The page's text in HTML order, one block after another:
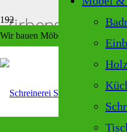
Wir bauen Möbel, die perfekt zu
Produkt
Zirbenseife – 5
/
Zirbenseife – 5
geprüfte Gesamtbewertungen (0